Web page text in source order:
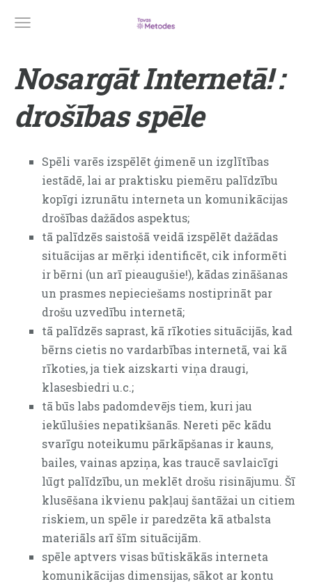
Nosargāt Internetā! :
drošības spēle
Spēli varēs izspēlēt ģimenē un izglītības
iestādē, lai ar praktisku piemēru palīdzību
kopīgi izrunātu interneta un komunikācijas
drošības dažādos aspektus;
tā palīdzēs saistošā veidā izspēlēt dažādas
situācijas ar mērķi identificēt, cik informēti
ir bērni (un arī pieaugušie!), kādas zināšanas
un prasmes nepieciešams nostiprināt par
drošu uzvedību internetā;
tā palīdzēs saprast, kā rīkoties situācijās, kad
bērns cietis no vardarbības internetā, vai kā
rīkoties, ja tiek aizskarti viņa draugi,
klasesbiedri u.c.;
tā būs labs padomdevējs tiem, kuri jau
iekūlušies nepatikšanās. Nereti pēc kādu
svarīgu noteikumu pārkāpšanas ir kauns,
bailes, vainas apziņa, kas traucē savlaicīgi
lūgt palīdzību, un meklēt drošu risinājumu. Šī
klusēšana ikvienu pakļauj šantāžai un citiem
riskiem, un spēle ir paredzēta kā atbalsta
materiāls arī šīm situācijām.
spēle aptvers visas būtiskākās interneta
komunikācijas dimensijas, sākot ar kontu